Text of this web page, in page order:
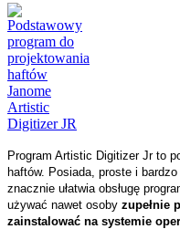
Program Artistic Digitizer Jr to
haftów. Posiada, proste i
znacznie ułatwia obsługę
używać nawet osoby zupełnie
zainstalować na systemie